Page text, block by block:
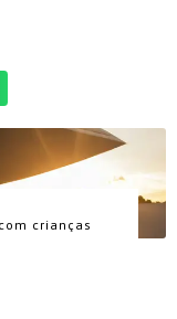
crianças